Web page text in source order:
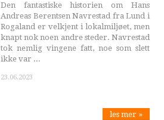
Den fantastiske historien om Hans
Andreas Berentsen Navrestad fra Lund i
Rogaland er velkjent i lokalmiljøet, men
knapt nok noen andre steder. Navrestad
tok nemlig vingene fatt, noe som slett
ikke var ...
23.06.2023
les mer »